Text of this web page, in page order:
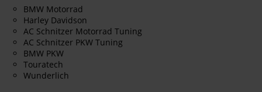
BMW Motorrad
Harley Davidson
AC Schnitzer Motorrad Tuning
AC Schnitzer PKW Tuning
BMW PKW
Touratech
Wunderlich